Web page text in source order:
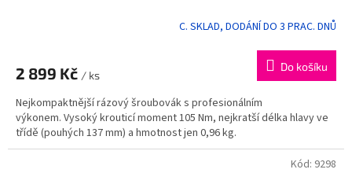
C. SKLAD, DODÁNÍ DO 3 PRAC. DNŮ
2 899 Kč / ks
Do košíku
Nejkompaktnější rázový šroubovák s profesionálním
výkonem. Vysoký krouticí moment 105 Nm, nejkratší délka hlavy ve
třídě (pouhých 137 mm) a hmotnost jen 0,96 kg.
Kód: 9298